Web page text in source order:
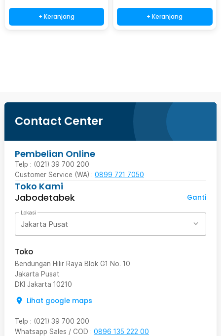
+ Keranjang + Keranjang
Contact Center
Pembelian Online
Telp : (021) 39 700 200
Customer Service (WA) : 0899 721 7050
Toko Kami
Jabodetabek
Ganti
Lokasi
Jakarta Pusat
Toko
Bendungan Hilir Raya Blok G1 No. 10
Jakarta Pusat
DKI Jakarta 10210
Lihat google maps
Telp : (021) 39 700 200
Whatsapp Sales / COD : 0896 135 222 00